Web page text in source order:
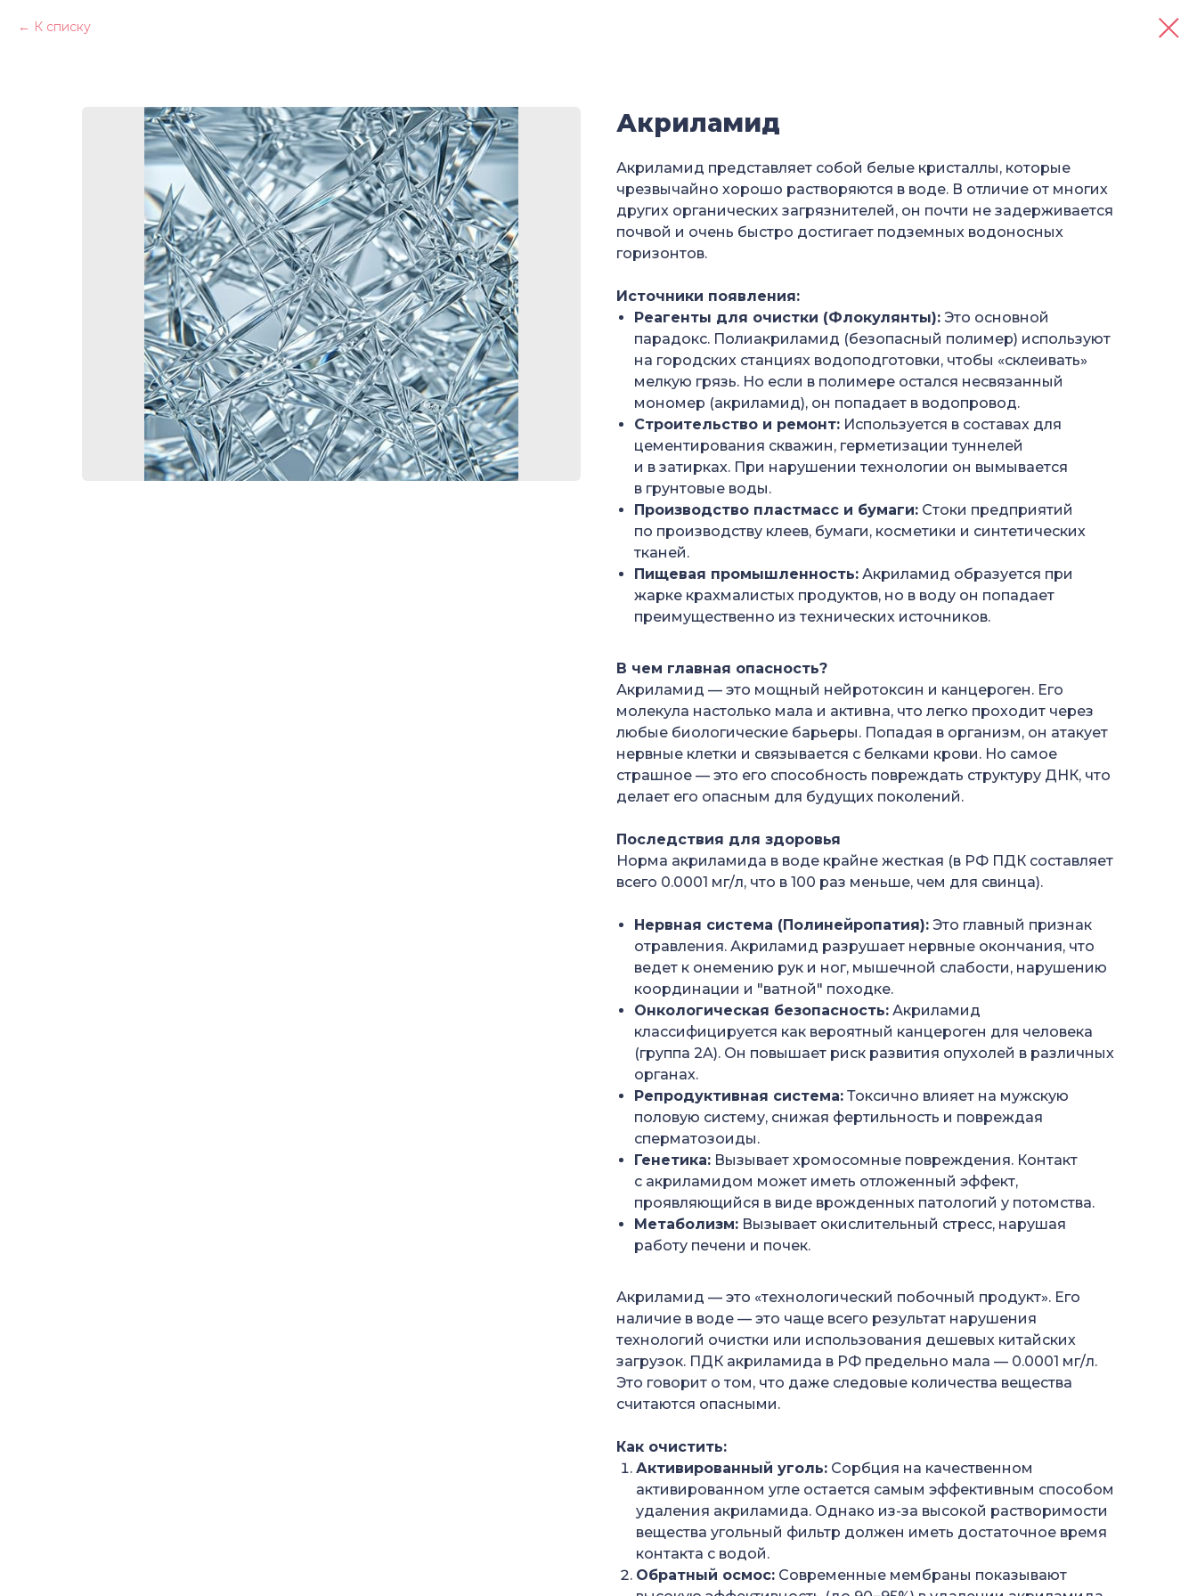
К списку
Акриламид
Акриламид представляет собой белые кристаллы, которые
чрезвычайно хорошо растворяются в воде. В отличие от многих
других органических загрязнителей, он почти не задерживается
почвой и очень быстро достигает подземных водоносных
горизонтов.
Источники появления:
Реагенты для очистки (Флокулянты): Это основной
парадокс. Полиакриламид (безопасный полимер) используют
на городских станциях водоподготовки, чтобы «склеивать»
мелкую грязь. Но если в полимере остался несвязанный
мономер (акриламид), он попадает в водопровод.
Строительство и ремонт: Используется в составах для
цементирования скважин, герметизации туннелей
и в затирках. При нарушении технологии он вымывается
в грунтовые воды.
Производство пластмасс и бумаги: Стоки предприятий
по производству клеев, бумаги, косметики и синтетических
тканей.
Пищевая промышленность: Акриламид образуется при
жарке крахмалистых продуктов, но в воду он попадает
преимущественно из технических источников.
В чем главная опасность?
Акриламид — это мощный нейротоксин и канцероген. Его
молекула настолько мала и активна, что легко проходит через
любые биологические барьеры. Попадая в организм, он атакует
нервные клетки и связывается с белками крови. Но самое
страшное — это его способность повреждать структуру ДНК, что
делает его опасным для будущих поколений.
Последствия для здоровья
Норма акриламида в воде крайне жесткая (в РФ ПДК составляет
всего 0.0001 мг/л, что в 100 раз меньше, чем для свинца).
Нервная система (Полинейропатия): Это главный признак
отравления. Акриламид разрушает нервные окончания, что
ведет к онемению рук и ног, мышечной слабости, нарушению
координации и "ватной" походке.
Онкологическая безопасность: Акриламид
классифицируется как вероятный канцероген для человека
(группа 2A). Он повышает риск развития опухолей в различных
органах.
Репродуктивная система: Токсично влияет на мужскую
половую систему, снижая фертильность и повреждая
сперматозоиды.
Генетика: Вызывает хромосомные повреждения. Контакт
с акриламидом может иметь отложенный эффект,
проявляющийся в виде врожденных патологий у потомства.
Метаболизм: Вызывает окислительный стресс, нарушая
работу печени и почек.
Акриламид — это «технологический побочный продукт». Его
наличие в воде — это чаще всего результат нарушения
технологий очистки или использования дешевых китайских
загрузок. ПДК акриламида в РФ предельно мала — 0.0001 мг/л.
Это говорит о том, что даже следовые количества вещества
считаются опасными.
Как очистить:
Активированный уголь: Сорбция на качественном
активированном угле остается самым эффективным способом
удаления акриламида. Однако из-за высокой растворимости
вещества угольный фильтр должен иметь достаточное время
контакта с водой.
Обратный осмос: Современные мембраны показывают